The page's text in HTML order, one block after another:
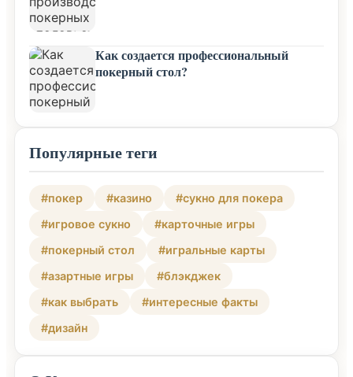
Как создается профессиональный
покерный стол?
Популярные теги
#покер #казино
#сукно для покера
#игровое сукно
#карточные игры
#покерный стол
#игральные карты
#азартные игры
#блэкджек
#как выбрать
#интересные факты
#дизайн